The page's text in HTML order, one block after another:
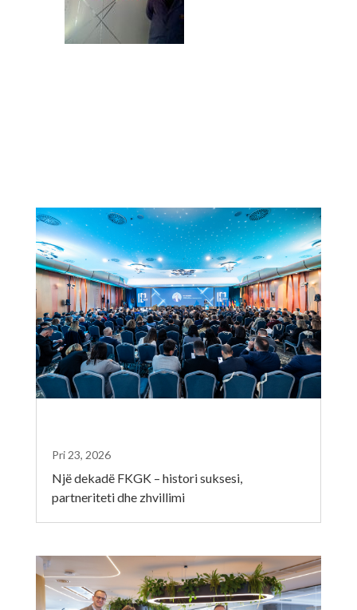
Një dekadë FKGK – histori suksesi,
partneriteti dhe zhvillimi
Pri 23, 2026